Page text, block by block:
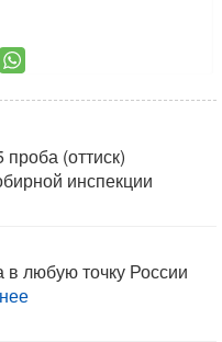
(оттиск)
инспекции
в любую точку России